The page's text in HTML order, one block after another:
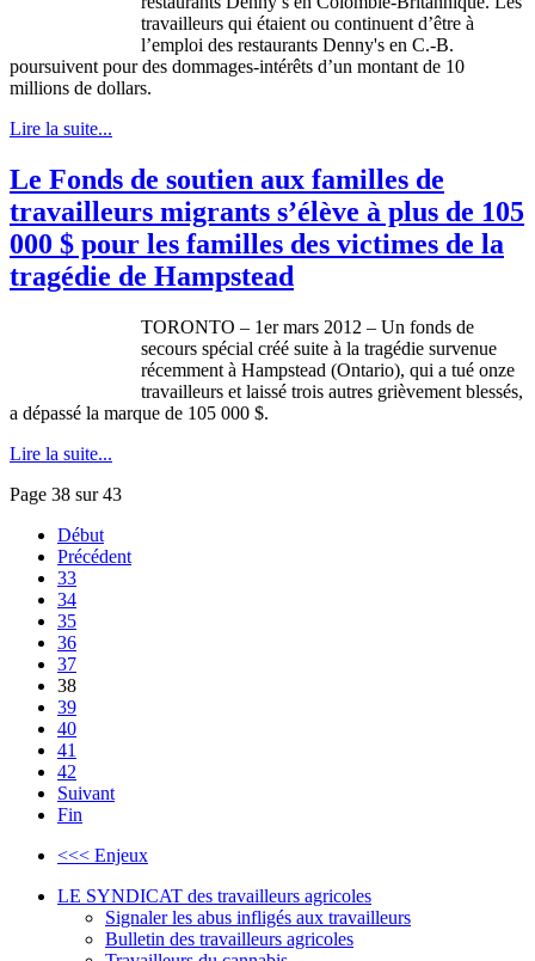
travailleurs qui étaient ou continuent d’être à
l’emploi des restaurants Denny's en C.-B.
poursuivent pour des dommages-intérêts d’un montant de 10
millions de dollars.
Lire la suite...
Le Fonds de soutien aux familles de
travailleurs migrants s’élève à plus de 105
000 $ pour les familles des victimes de la
tragédie de Hampstead
TORONTO – 1er mars 2012 – Un fonds de
secours spécial créé suite à la tragédie survenue
récemment à Hampstead (Ontario), qui a tué onze
travailleurs et laissé trois autres grièvement blessés,
a dépassé la marque de 105 000 $.
Lire la suite...
Page 38 sur 43
Début
Précédent
33
34
35
36
37
38
39
40
41
42
Suivant
Fin
<<< Enjeux
LE SYNDICAT des travailleurs agricoles
Signaler les abus infligés aux travailleurs
Bulletin des travailleurs agricoles